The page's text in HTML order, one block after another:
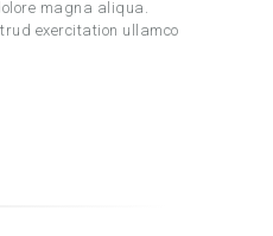
magna aliqua.
exercitation ullamco